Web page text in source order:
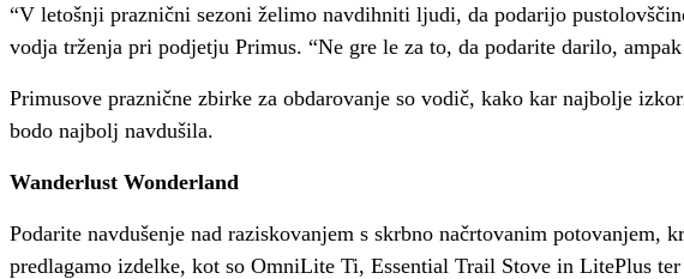
“V letošnji praznični sezoni želimo navdihniti ljudi, da podarijo
vodja trženja pri podjetju Primus. “Ne gre le za to, da podarite darilo,
Primusove praznične zbirke za obdarovanje so vodič, kako kar najbolje
bodo najbolj navdušila.
Wanderlust Wonderland
Podarite navdušenje nad raziskovanjem s skrbno načrtovanim
predlagamo izdelke, kot so OmniLite Ti, Essential Trail Stove in LitePlus